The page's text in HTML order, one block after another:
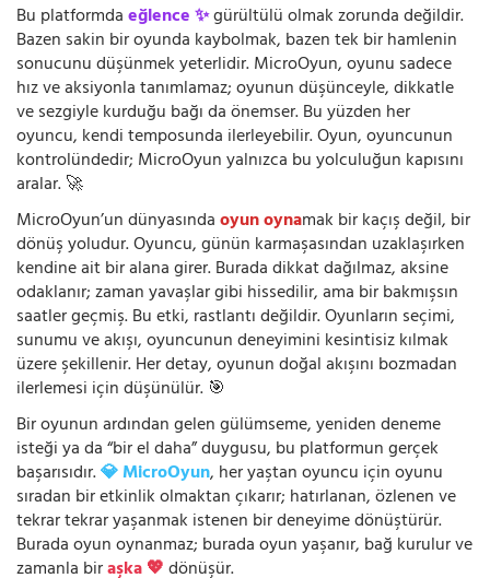
Bu platformdaeğlence ✨gürültülü olmak zorunda değildir.
Bazen sakin bir oyunda kaybolmak, bazen tek bir hamlenin
sonucunu düşünmek yeterlidir. MicroOyun, oyunu sadece
hız ve aksiyonla tanımlamaz; oyunun düşünceyle, dikkatle
ve sezgiyle kurduğu bağı da önemser. Bu yüzden her
oyuncu, kendi temposunda ilerleyebilir. Oyun, oyuncunun
kontrolündedir; MicroOyun yalnızca bu yolculuğun kapısını
aralar. 🚀
MicroOyun’un dünyasındaoyun oynamak bir kaçış değil, bir
dönüş yoludur. Oyuncu, günün karmaşasından uzaklaşırken
kendine ait bir alana girer. Burada dikkat dağılmaz, aksine
odaklanır; zaman yavaşlar gibi hissedilir, ama bir bakmışsın
saatler geçmiş. Bu etki, rastlantı değildir. Oyunların seçimi,
sunumu ve akışı, oyuncunun deneyimini kesintisiz kılmak
üzere şekillenir. Her detay, oyunun doğal akışını bozmadan
ilerlemesi için düşünülür. 🎯
Bir oyunun ardından gelen gülümseme, yeniden deneme
isteği ya da “bir el daha” duygusu, bu platformun gerçek
başarısıdır.💎 MicroOyun, her yaştan oyuncu için oyunu
sıradan bir etkinlik olmaktan çıkarır; hatırlanan, özlenen ve
tekrar tekrar yaşanmak istenen bir deneyime dönüştürür.
Burada oyun oynanmaz; burada oyun yaşanır, bağ kurulur ve
zamanla biraşka 💖dönüşür.